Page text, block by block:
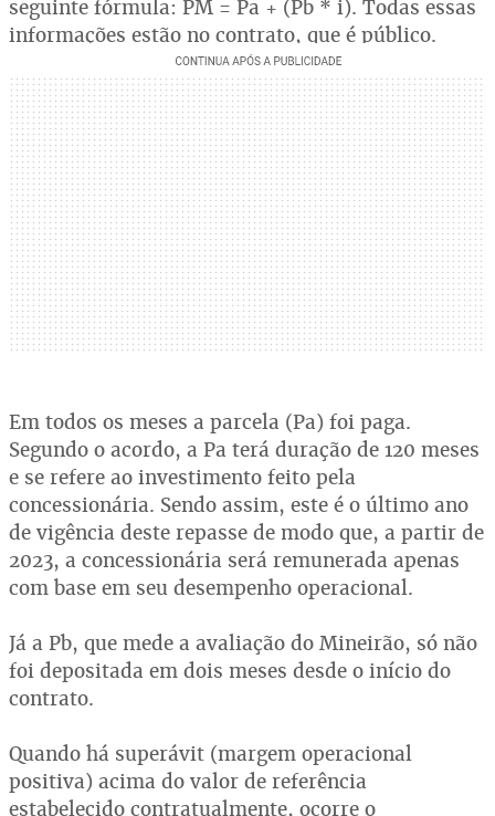
seguinte fórmula: PM = Pa + (Pb * i). Todas essas
informações estão no contrato, que é público.
Em todos os meses a parcela (Pa) foi paga.
Segundo o acordo, a Pa terá duração de 120 meses
e se refere ao investimento feito pela
concessionária. Sendo assim, este é o último ano
de vigência deste repasse de modo que, a partir de
2023, a concessionária será remunerada apenas
com base em seu desempenho operacional.
Já a Pb, que mede a avaliação do Mineirão, só não
foi depositada em dois meses desde o início do
contrato.
Quando há superávit (margem operacional
positiva) acima do valor de referência
estabelecido contratualmente, ocorre o